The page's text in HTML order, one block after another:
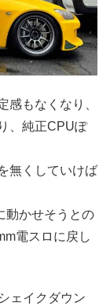
感もなくなり、
、純正CPUぽ
無くしていけば
動かせそうとの
電スロに戻し
ェイクダウン